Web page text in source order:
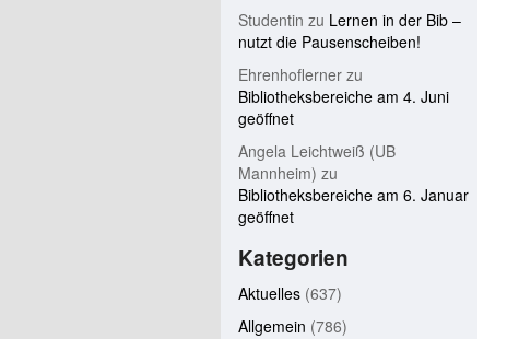
Studentin zu Lernen in der Bib –
nutzt die Pausenscheiben!
Ehrenhoflerner zu
Bibliotheksbereiche am 4. Juni
geöffnet
Angela Leichtweiß (UB
Mannheim) zu
Bibliotheksbereiche am 6. Januar
geöffnet
Kategorien
Aktuelles (637)
Allgemein (786)